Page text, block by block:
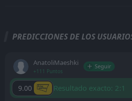
PREDICCIONES DE LOS
AnatoliMaeshki
+111 Puntos
Seguir
9.00 Resultado exacto: 2:1